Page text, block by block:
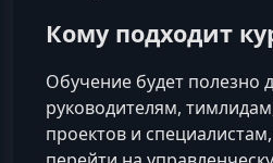
Кому подходит
Обучение будет полезно
руководителям,
проектов и